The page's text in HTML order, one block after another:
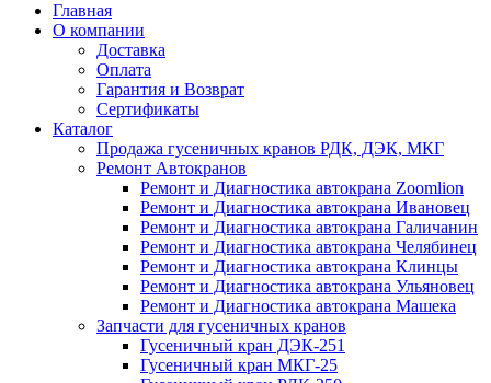
Главная
О компании
Доставка
Оплата
Гарантия и Возврат
Сертификаты
Каталог
Продажа гусеничных кранов РДК, ДЭК, МКГ
Ремонт Автокранов
Ремонт и Диагностика автокрана Zoomlion
Ремонт и Диагностика автокрана Ивановец
Ремонт и Диагностика автокрана Галичанин
Ремонт и Диагностика автокрана Челябинец
Ремонт и Диагностика автокрана Клинцы
Ремонт и Диагностика автокрана Ульяновец
Ремонт и Диагностика автокрана Машека
Запчасти для гусеничных кранов
Гусеничный кран ДЭК-251
Гусеничный кран МКГ-25